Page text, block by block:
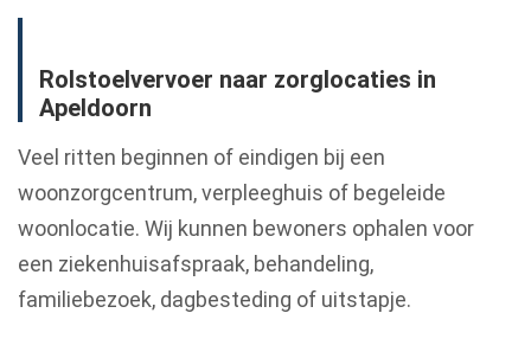
Rolstoelvervoer naar zorglocaties in
Apeldoorn
Veel ritten beginnen of eindigen bij een
woonzorgcentrum, verpleeghuis of begeleide
woonlocatie. Wij kunnen bewoners ophalen voor
een ziekenhuisafspraak, behandeling,
familiebezoek, dagbesteding of uitstapje.